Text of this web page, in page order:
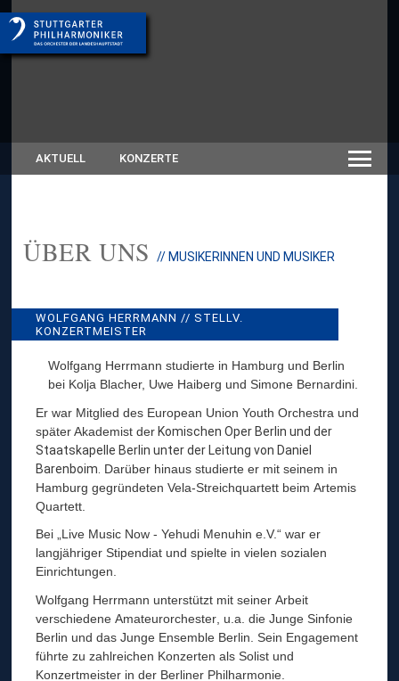
AKTUELL KONZERTE
ÜBER UNS // MUSIKERINNEN UND MUSIKERW
F
A
N
G
H
A
N
WOLFGANG HERRMANN // STELLV.
KONZERTMEISTER
Wolfgang Herrmann studierte in Hamburg und Berlin
bei Kolja Blacher, Uwe Haiberg und Simone Bernardini.
Er war Mitglied des European Union Youth Orchestra und
später Akademist derKomischen Oper Berlin und der
Staatskapelle Berlin unter der Leitung von Daniel
Barenboim. Darüber hinaus studierte er mit seinem in
Hamburg gegründeten Vela-Streichquartett beimArtemis
Quartett.
Bei „Live Music Now - Yehudi Menuhin e.V.“ war er
langjähriger Stipendiat und spielte in vielensozialen
Einrichtungen.
Wolfgang Herrmann unterstützt mit seiner Arbeit
verschiedene Amateurorchester, u.a. die Junge Sinfonie
Berlin und das Junge Ensemble Berlin. Sein Engagement
führte zu zahlreichen Konzerten als Solist und
Konzertmeister in der Berliner Philharmonie.